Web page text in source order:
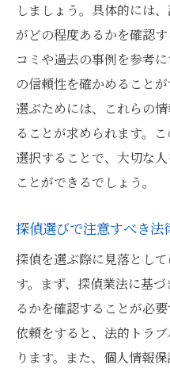
探偵選びにおけ
東京都北区での
地元の探偵と全
探偵選びでの
信頼できる探偵
探偵選びにおけ
しましょう。具体的には
がどの程度あるかを確認
コミや過去の事例を参考
の信頼性を確かめること
選ぶためには、これらの
ることが求められます。
選択することで、大切な
ことができるでしょう。
探偵選びで注意すべき法
探偵を選ぶ際に見落とし
す。まず、探偵業法に基
るかを確認することが必
依頼をすると、法的トラ
ります。また、個人情報